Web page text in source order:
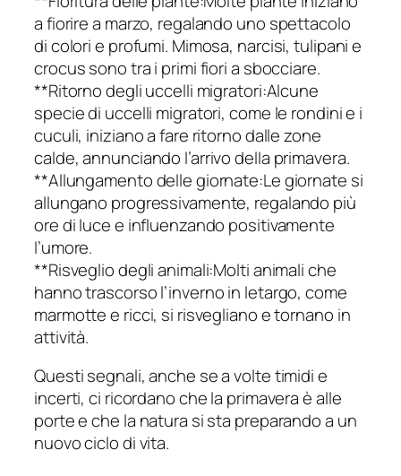
a fiorire a marzo, regalando uno spettacolo
di colori e profumi. Mimosa, narcisi, tulipani e
crocus sono tra i primi fiori a sbocciare.
**Ritorno degli uccelli migratori:Alcune
specie di uccelli migratori, come le rondini e i
cuculi, iniziano a fare ritorno dalle zone
calde, annunciando l’arrivo della primavera.
**Allungamento delle giornate:Le giornate si
allungano progressivamente, regalando più
ore di luce e influenzando positivamente
l’umore.
**Risveglio degli animali:Molti animali che
hanno trascorso l’inverno in letargo, come
marmotte e ricci, si risvegliano e tornano in
attività.
Questi segnali, anche se a volte timidi e
incerti, ci ricordano che la primavera è alle
porte e che la natura si sta preparando a un
nuovo ciclo di vita.